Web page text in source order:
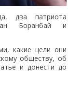
два патриота
Боранбай и
какие цели они
обществу, об
и донести до